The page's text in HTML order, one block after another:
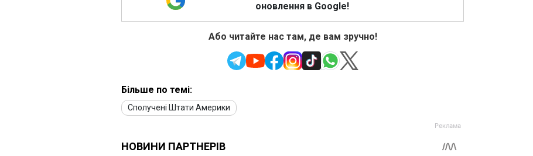
оновлення в Google!
Або читайте нас там, де вам зручно!
Більше по темі:
Сполучені Штати Америки